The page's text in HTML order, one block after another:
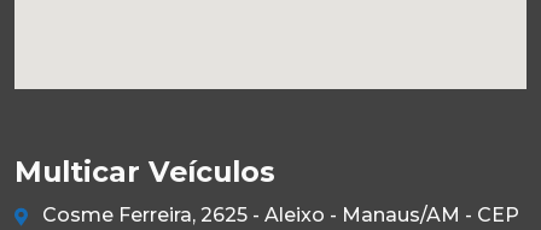
Multicar Veículos
Cosme Ferreira, 2625 - Aleixo - Manaus/AM - CEP